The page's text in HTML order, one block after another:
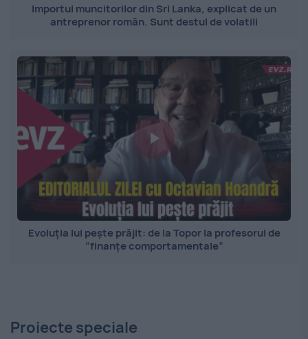
Importul muncitorilor din Sri Lanka, explicat de un
antreprenor român. Sunt destul de volatili
Evoluția lui pește prăjit: de la Topor la profesorul de
”finanțe comportamentale”
Proiecte speciale